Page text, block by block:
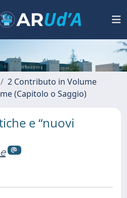
2 Contributo in Volume
(Capitolo o Saggio)
e “nuovi